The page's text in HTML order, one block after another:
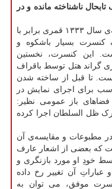
ناشناخته مانده و در
این تصنیف را عارف در شب ۲۸ ذی حجه‌ی سال ۱۳۳۳ قمری برابر با
در یک کنسرت بسیار باشکوه و
این کنسرت، نخستین
گراند هتل توسط باقراف
تا قبل از ساخته شدن
برای اجرای نمایش در
باز عمومی نظیر:
ظل السلطان اجرا کرده
مطبوعات و مقایسه‌ی آن
که بعضی از اشعار عارف
خودِ او مورد بازنگری و
آن تغییر رخ داده
موفق، می توان به